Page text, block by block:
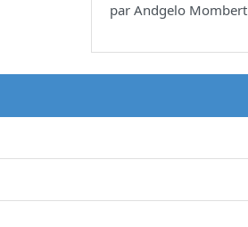
par Andgelo Mombert